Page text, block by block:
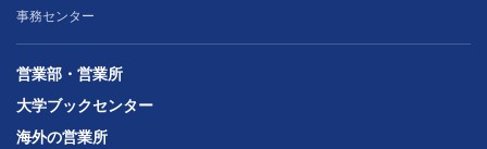
事務センター
営業部・営業所
大学ブックセンター
海外の営業所